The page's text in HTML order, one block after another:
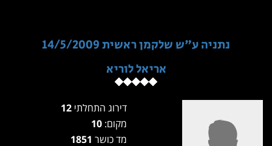
נתניה ע"ש שלקמן ראשית 14/5/2009
אריאל לוריא
דירוג התחלתי
מקום:
מד כושר